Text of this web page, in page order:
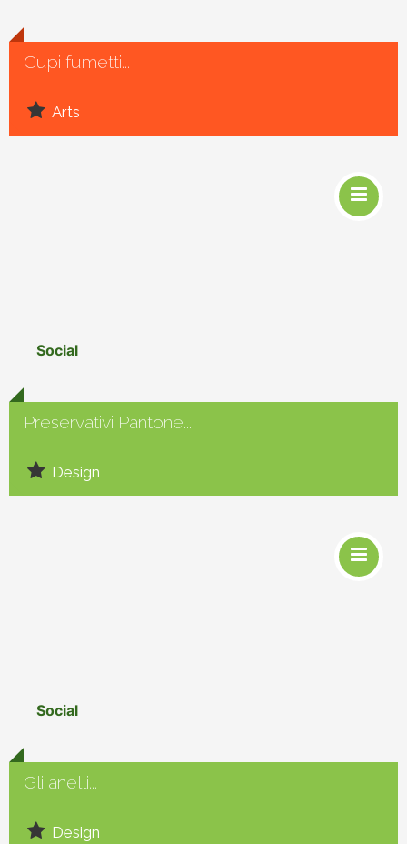
Cupi fumetti...
Arts
Preservativi Pantone...
Design
Social
Gli anelli...
Design
Social